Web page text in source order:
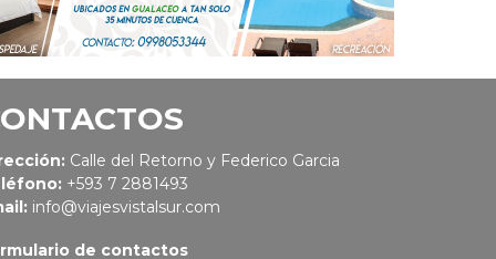
Calle del Retorno y Federico Garcia
+593 7 2881493
info@viajesvistalsur.com
de contactos